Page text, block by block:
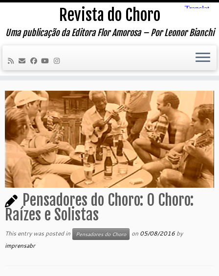
Skip
content
Revista do Choro
Uma publicação da Editora Flor Amorosa – Por Leonor Bianchi
Pensadores do Choro: O Choro:
Raízes e Solistas
This entry was posted in Pensadores do Choro on 05/08/2016 by
imprensabr